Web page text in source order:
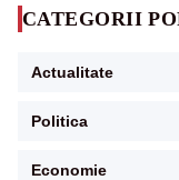
CATEGORII
Actualitate
Politica
Economie